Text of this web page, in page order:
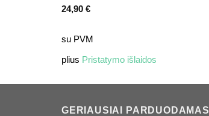
24,90 €
su PVM
plius Pristatymo išlaidos
GERIAUSIAI PARDUODAMAS